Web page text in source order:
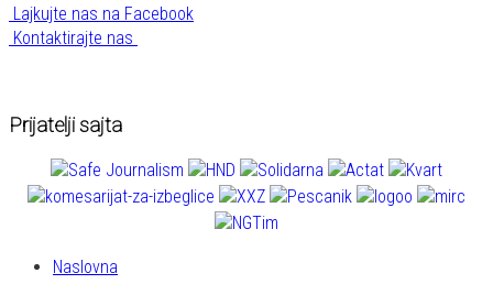
Lajkujte nas na Facebook
Kontaktirajte nas
Prijatelji sajta
Naslovna